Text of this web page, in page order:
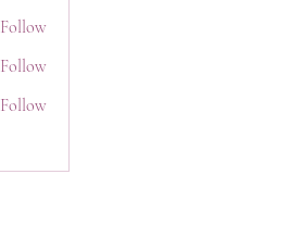
Follow
Follow
Follow